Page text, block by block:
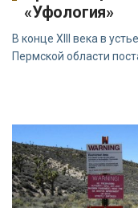
«Уфология»
В конце XIII века в
Пермской области